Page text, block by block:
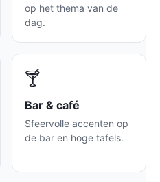
op het thema van de
dag.
🍸
Bar & café
Sfeervolle accenten op
de bar en hoge tafels.